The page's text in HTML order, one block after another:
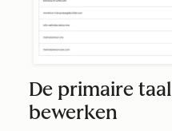
De primaire
bewerken